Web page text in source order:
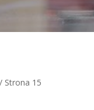
/ Strona 15